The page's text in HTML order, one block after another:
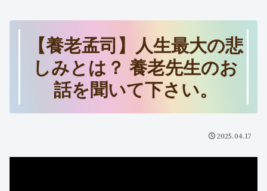
【養老孟司】人生最大の悲
しみとは？ 養老先生のお
話を聞いて下さい。
2025.04.17